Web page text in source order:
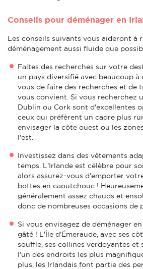
Conseils pour déménager en
Les conseils suivants vous aideront à
déménagement aussi fluide que
Faites des recherches sur votre
un pays diversifié avec beaucoup à
vous de faire des recherches et de
vous convient. Si vous recherchez
Dublin ou Cork sont d'excellentes
ceux qui préfèrent un cadre plus
envisager la côte ouest ou les
l'est.
Investissez dans des vêtements
temps. L'Irlande est célèbre pour
alors assurez-vous d'emporter
bottes en caoutchouc !
généralement assez chauds et
donc de nombreuses occasions de
Si vous envisagez de déménager
gâté ! L'Île d'Émeraude, avec ses
souffle, ses collines verdoyantes et
l'un des endroits les plus
plus, les Irlandais font partie des